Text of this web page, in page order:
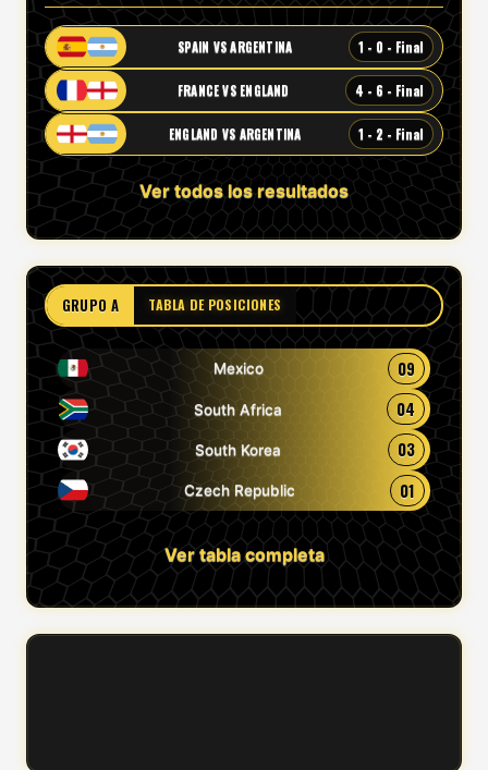
SPAIN VS ARGENTINA 1 - 0 - Final
FRANCE VS ENGLAND 4 - 6 - Final
ENGLAND VS ARGENTINA 1 - 2 - Final
Ver todos los resultados
GRUPO A TABLA DE POSICIONES
Mexico 09
South Africa 04
South Korea 03
Czech Republic 01
Ver tabla completa